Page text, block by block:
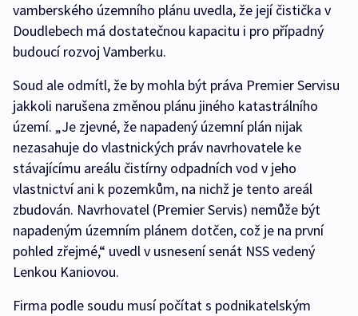
vamberského územního plánu uvedla, že její čistička v
Doudlebech má dostatečnou kapacitu i pro případný
budoucí rozvoj Vamberku.
Soud ale odmítl, že by mohla být práva Premier Servisu
jakkoli narušena změnou plánu jiného katastrálního
území. „Je zjevné, že napadený územní plán nijak
nezasahuje do vlastnických práv navrhovatele ke
stávajícímu areálu čistírny odpadních vod v jeho
vlastnictví ani k pozemkům, na nichž je tento areál
zbudován. Navrhovatel (Premier Servis) nemůže být
napadeným územním plánem dotčen, což je na první
pohled zřejmé,“ uvedl v usnesení senát NSS vedený
Lenkou Kaniovou.
Firma podle soudu musí počítat s podnikatelským